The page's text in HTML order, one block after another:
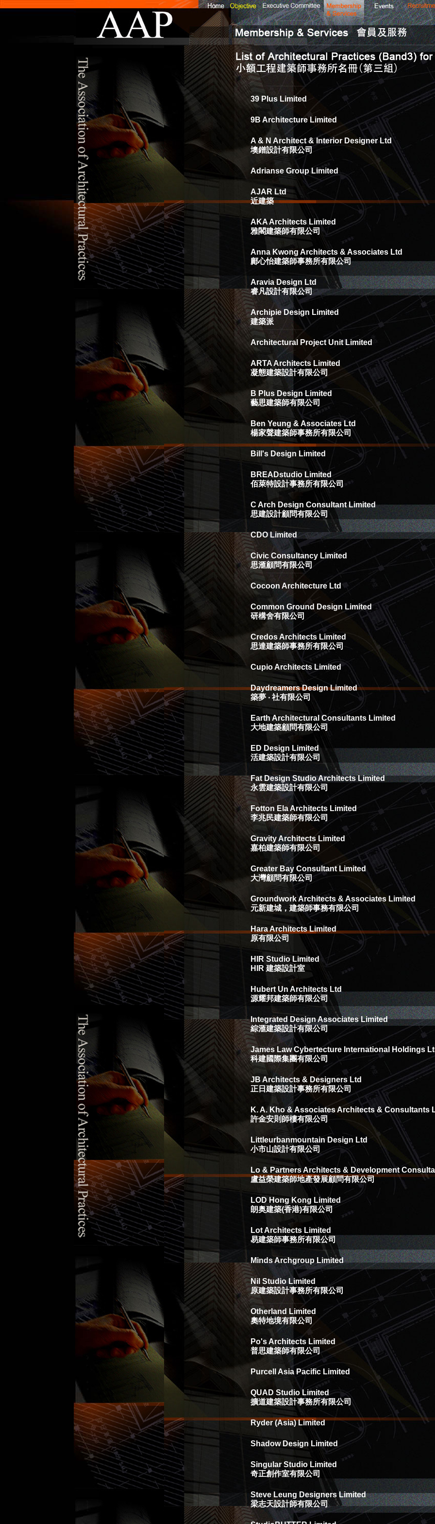
39 Plus Limited
9B Architecture Limited
A & N Architect & Interior Designer Ltd
墺鐠設計有限公司
Adrianse Group Limited
AJAR Ltd
近建築
AKA Architects Limited
雅閣建築師有限公司
Anna Kwong Architects & Associates Ltd
鄺心怡建築師事務所有限公司
Aravia Design Ltd
睿凡設計有限公司
Archipie Design Limited
建築派
Architectural Project Unit Limited
ARTA Architects Limited
凝態建築設計有限公司
B Plus Design Limited
藝思建築師有限公司
Ben Yeung & Associates Ltd
楊家聲建築師事務所有限公司
Bill's Design Limited
BREADstudio Limited
佰萊特設計事務所有限公司
C Arch Design Consultant Limited
思建設計顧問有限公司
CDO Limited
Civic Consultancy Limited
思滙顧問有限公司
Cocoon Architecture Ltd
Common Ground Design Limited
研構舍有限公司
Credos Architects Limited
思達建築師事務所有限公司
Cupio Architects Limited
Daydreamers Design Limited
築夢 ‧ 社有限公司
Earth Architectural Consultants Limited
大地建築顧問有限公司
ED Design Limited
活建築設計有限公司
Fat Design Studio Architects Limited
永雲建築設計有限公司
Fotton Ela Architects Limited
李兆民建築師有限公司
Gravity Architects Limited
嘉柏建築師有限公司
Greater Bay Consultant Limited
大灣顧問有限公司
Groundwork Architects & Associates Limited
元新建城，建築師事務有限公司
Hara Architects Limited
原有限公司
HIR Studio Limited
HIR 建築設計室
Hubert Un Architects Ltd
源耀邦建築師有限公司
Integrated Design Associates Limited
綜滙建築設計有限公司
James Law Cybertecture International Holdings
科建國際集團有限公司
JB Architects & Designers Ltd
正日建築設計事務所有限公司
K. A. Kho & Associates Architects & Consultants
許金安則師樓有限公司
Littleurbanmountain Design Ltd
小市山設計有限公司
Lo & Partners Architects & Development
盧益榮建築師地產發展顧問有限公司
LOD Hong Kong Limited
朗奥建築(香港)有限公司
Lot Architects Limited
易建築師事務所有限公司
Minds Archgroup Limited
Nil Studio Limited
原建築設計事務所有限公司
Otherland Limited
奧特地境有限公司
Po's Architects Limited
普思建築師有限公司
Purcell Asia Pacific Limited
QUAD Studio Limited
擴道建築設計事務所有限公司
Ryder (Asia) Limited
Shadow Design Limited
Singular Studio Limited
奇正創作室有限公司
Steve Leung Designers Limited
梁志天設計師有限公司